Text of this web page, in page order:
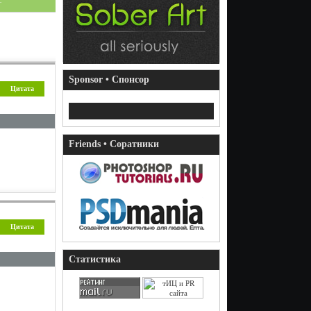
Цитата
Цитата
Sponsor • Спонсор
Friends • Соратники
Статистика